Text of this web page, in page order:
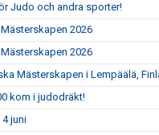
Judo och andra sporter!
2026
2026
Mästerskapen i Lempäälä,
kom i judodräkt!
juni